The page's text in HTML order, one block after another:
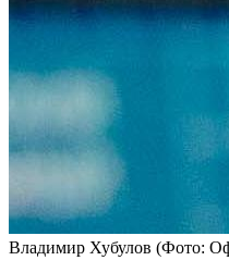
Владимир Хубулов (Фото: